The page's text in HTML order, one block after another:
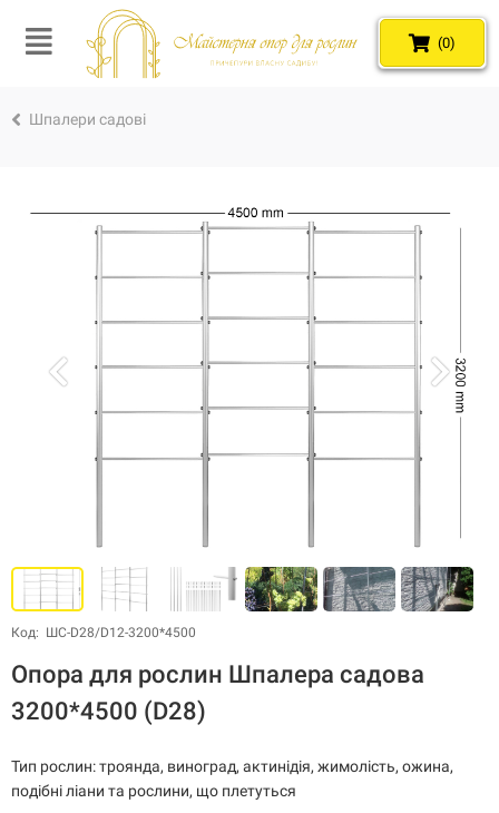
(0)
Шпалери садові
Код: ШС-D28/D12-3200*4500
Опора для рослин Шпалера садова
3200*4500 (D28)
Тип рослин: троянда, виноград, актинідія, жимолість, ожина,
подібні ліани та рослини, що плетуться